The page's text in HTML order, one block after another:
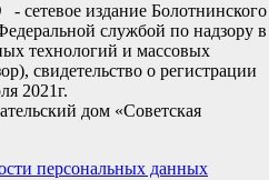
- сетевое издание Болотнинского
службой по надзору в
технологий и массовых
свидетельство о регистрации
2021г.
дом «Советская
персональных данных